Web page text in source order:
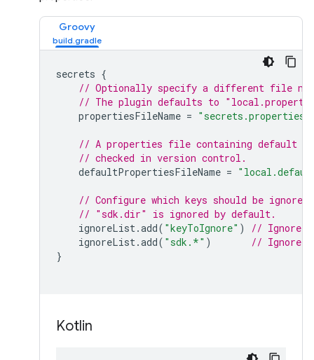
Groovy
secrets {
// Optionally specify a different file
// The plugin defaults to
propertiesFileName = "secrets.properties"
// A properties file containing default
// checked in version control.
defaultPropertiesFileName =
// Configure which keys should be
// "sdk.dir" is ignored by default.
ignoreList.add( "keyToIgnore" )
// Ignore
ignoreList.add( "sdk.*" )
// Ignore
}
Kotlin